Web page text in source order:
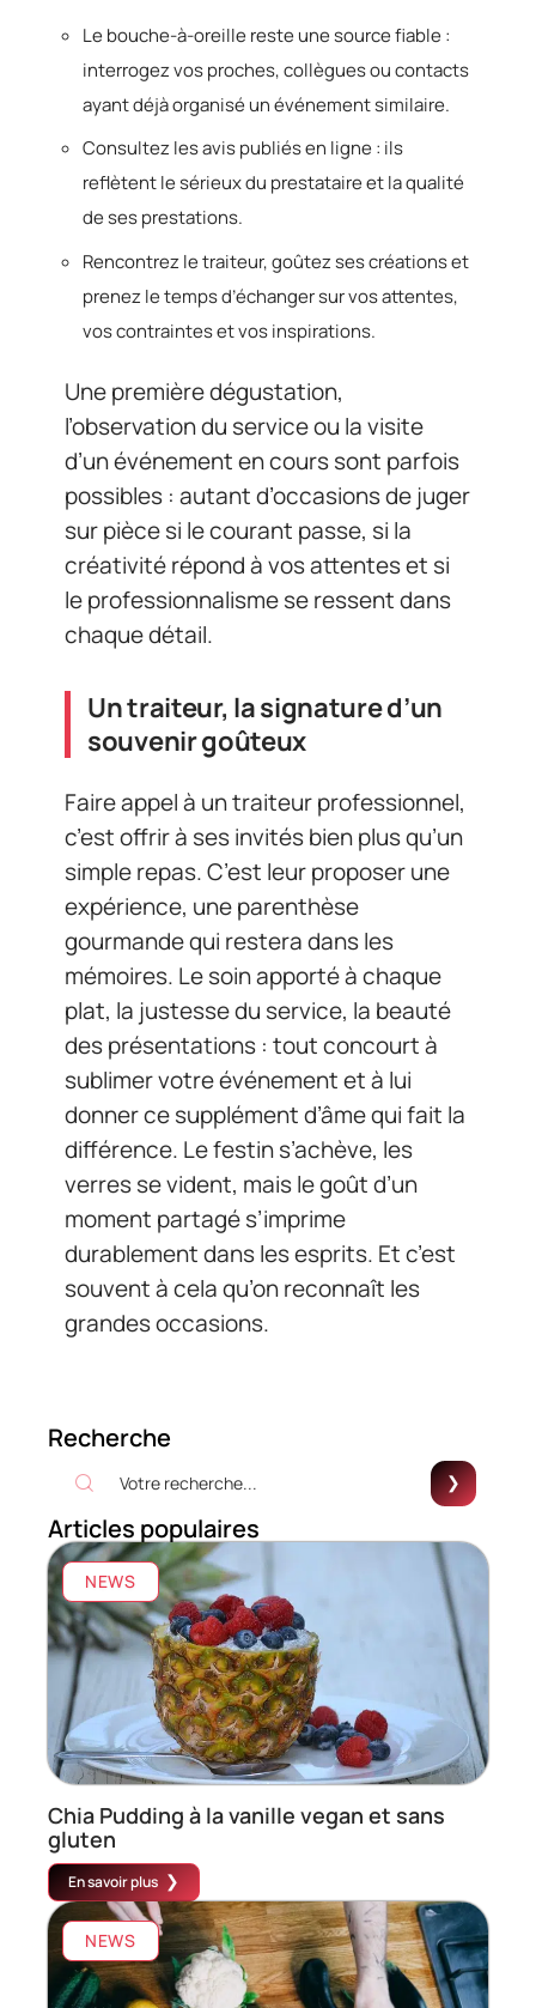
Le bouche-à-oreille reste une source fiable :
interrogez vos proches, collègues ou contacts
ayant déjà organisé un événement similaire.
Consultez les avis publiés en ligne : ils
reflètent le sérieux du prestataire et la qualité
de ses prestations.
Rencontrez le traiteur, goûtez ses créations et
prenez le temps d’échanger sur vos attentes,
vos contraintes et vos inspirations.
Une première dégustation,
l’observation du service ou la visite
d’un événement en cours sont parfois
possibles : autant d’occasions de juger
sur pièce si le courant passe, si la
créativité répond à vos attentes et si
le professionnalisme se ressent dans
chaque détail.
Un traiteur, la signature d’un
souvenir goûteux
Faire appel à un traiteur professionnel,
c’est offrir à ses invités bien plus qu’un
simple repas. C’est leur proposer une
expérience, une parenthèse
gourmande qui restera dans les
mémoires. Le soin apporté à chaque
plat, la justesse du service, la beauté
des présentations : tout concourt à
sublimer votre événement et à lui
donner ce supplément d’âme qui fait la
différence. Le festin s’achève, les
verres se vident, mais le goût d’un
moment partagé s’imprime
durablement dans les esprits. Et c’est
souvent à cela qu’on reconnaît les
grandes occasions.
Recherche
Articles populaires
NEWS
Chia Pudding à la vanille vegan et sans
gluten
En savoir plus
NEWS